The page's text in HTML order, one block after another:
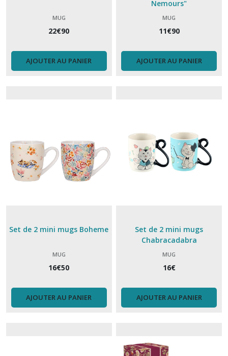
MUG
22€90
AJOUTER AU PANIER
Nemours"
MUG
11€90
AJOUTER AU PANIER
Set de 2 mini mugs Boheme
MUG
16€50
AJOUTER AU PANIER
Set de 2 mini mugs
Chabracadabra
MUG
16€
AJOUTER AU PANIER